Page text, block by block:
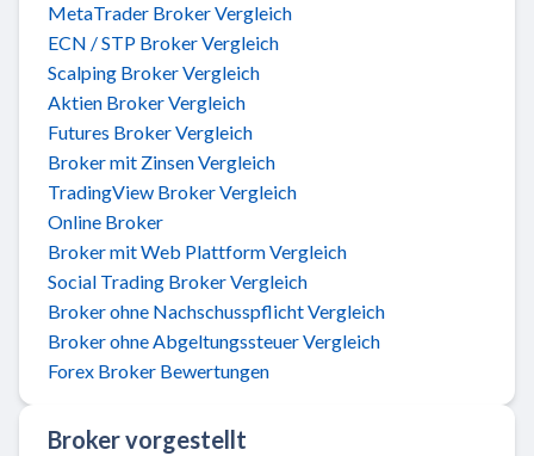
MetaTrader Broker Vergleich
ECN / STP Broker Vergleich
Scalping Broker Vergleich
Aktien Broker Vergleich
Futures Broker Vergleich
Broker mit Zinsen Vergleich
TradingView Broker Vergleich
Online Broker
Broker mit Web Plattform Vergleich
Social Trading Broker Vergleich
Broker ohne Nachschusspflicht Vergleich
Broker ohne Abgeltungssteuer Vergleich
Forex Broker Bewertungen
Broker vorgestellt